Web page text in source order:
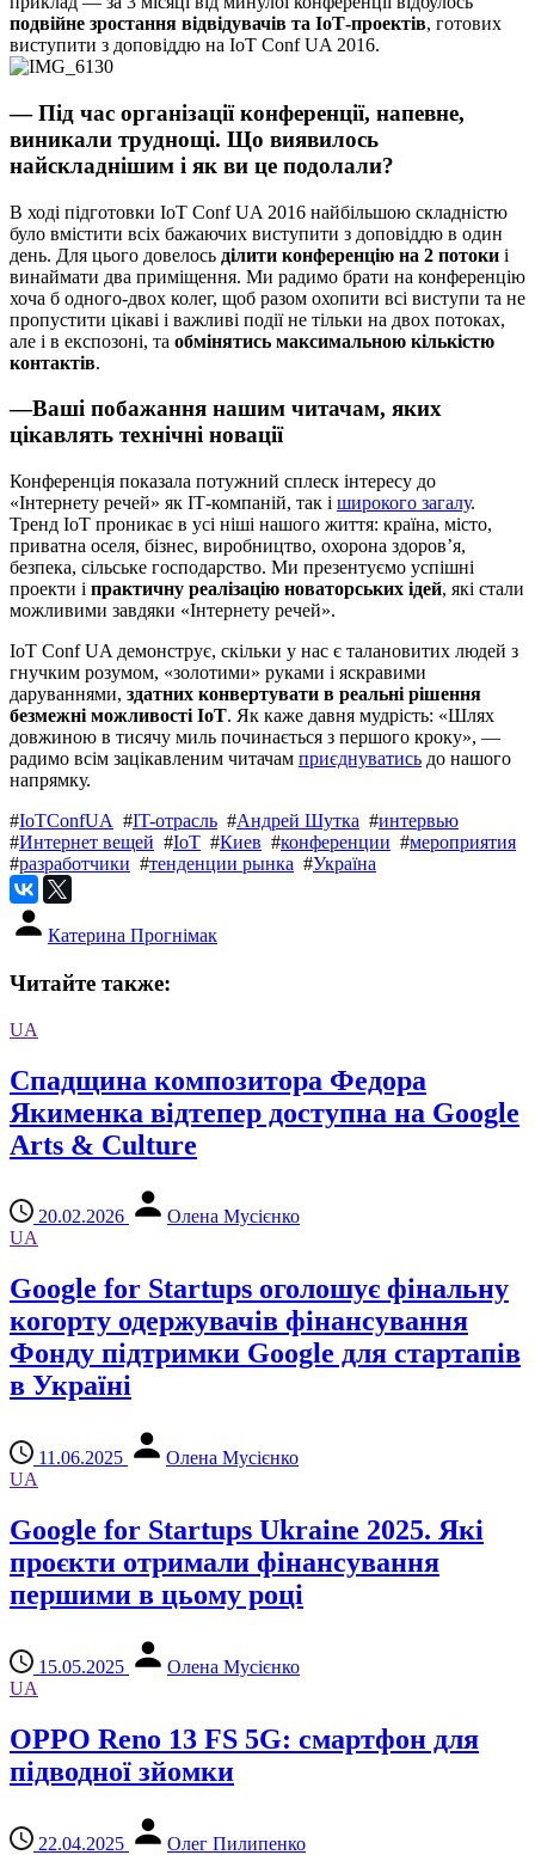
подвійне зростання відвідувачів та ІоТ-проектів, готових
виступити з доповіддю на IoT Conf UA 2016.
— Під час організації конференції, напевне,
виникали труднощі. Що виявилось
найскладнішим і як ви це подолали?
В ході підготовки IoT Conf UA 2016 найбільшою складністю
було вмістити всіх бажаючих виступити з доповіддю в один
день. Для цього довелось ділити конференцію на 2 потоки і
винаймати два приміщення. Ми радимо брати на конференцію
хоча б одного-двох колег, щоб разом охопити всі виступи та не
пропустити цікаві і важливі події не тільки на двох потоках,
але і в експозоні, та обмінятись максимальною кількістю
контактів.
—Ваші побажання нашим читачам, яких
цікавлять технічні новації
Конференція показала потужний сплеск інтересу до
«Інтернету речей» як ІТ-компаній, так і широкого загалу.
Тренд ІоТ проникає в усі ніші нашого життя: країна, місто,
приватна оселя, бізнес, виробництво, охорона здоров’я,
безпека, сільське господарство. Ми презентуємо успішні
проекти і практичну реалізацію новаторських ідей, які стали
можливими завдяки «Інтернету речей».
IoT Conf UA демонструє, скільки у нас є талановитих людей з
гнучким розумом, «золотими» руками і яскравими
даруваннями, здатних конвертувати в реальні рішення
безмежні можливості IoT. Як каже давня мудрість: «Шлях
довжиною в тисячу миль починається з першого кроку», —
радимо всім зацікавленим читачам приєднуватись до нашого
напрямку.
#IoTConfUA #IT-отрасль #Андрей Шутка #интервью
#Интернет вещей #ІоТ #Киев #конференции #мероприятия
#разработчики #тенденции рынка #Україна
Катерина Прогнімак
Читайте также:
UA
Спадщина композитора Федора
Якименка відтепер доступна на Google
Arts & Culture
20.02.2026
Олена Мусієнко
UA
Google for Startups оголошує фінальну
когорту одержувачів фінансування
Фонду підтримки Google для стартапів
в Україні
11.06.2025
Олена Мусієнко
UA
Google for Startups Ukraine 2025. Які
проєкти отримали фінансування
першими в цьому році
15.05.2025
Олена Мусієнко
UA
OPPO Reno 13 FS 5G: смартфон для
підводної зйомки
22.04.2025 Олег Пилипенко